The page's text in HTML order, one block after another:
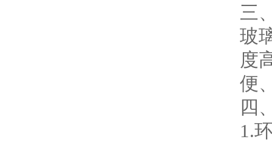
三
玻
度
便
四
1.